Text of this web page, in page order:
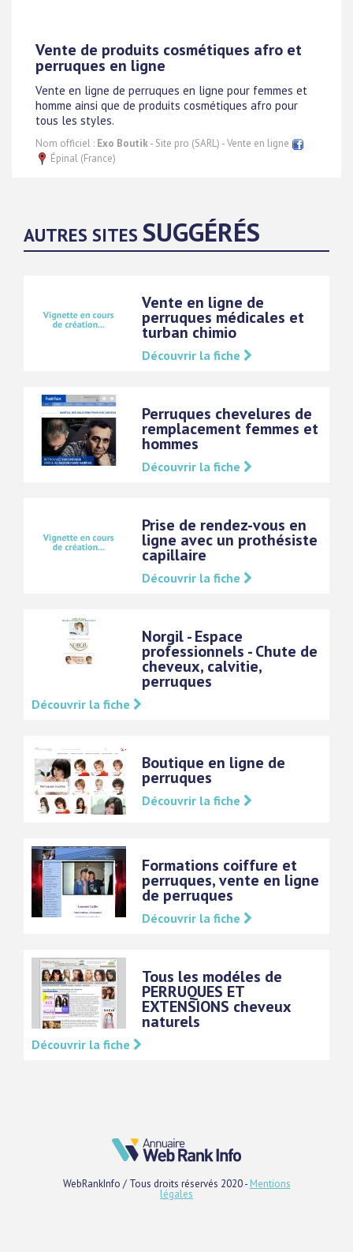
Vente de produits cosmétiques afro et
perruques en ligne
Vente en ligne de perruques en ligne pour femmes et
homme ainsi que de produits cosmétiques afro pour
tous les styles.
Nom officiel : Exo Boutik- Site pro (SARL) - Vente en ligne
Épinal (France)
AUTRES SITES SUGGÉRÉS
Vente en ligne de
perruques médicales et
turban chimio
Découvrir la fiche
Perruques chevelures de
remplacement femmes et
hommes
Découvrir la fiche
Prise de rendez-vous en
ligne avec un prothésiste
capillaire
Découvrir la fiche
Norgil - Espace
professionnels - Chute de
cheveux, calvitie,
perruques
Découvrir la fiche
Boutique en ligne de
perruques
Découvrir la fiche
Formations coiffure et
perruques, vente en ligne
de perruques
Découvrir la fiche
Tous les modéles de
PERRUQUES ET
EXTENSIONS cheveux
naturels
Découvrir la fiche
WebRankInfo / Tous droits réservés 2020 - Mentions
légales